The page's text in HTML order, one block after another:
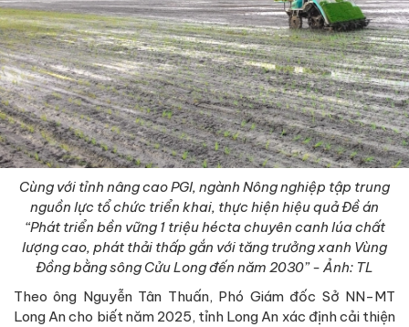
Cùng với tỉnh nâng cao PGI, ngành Nông nghiệp tập trung
nguồn lực tổ chức triển khai, thực hiện hiệu quả Đề án
“Phát triển bền vững 1 triệu hécta chuyên canh lúa chất
lượng cao, phát thải thấp gắn với tăng trưởng xanh Vùng
Đồng bằng sông Cửu Long đến năm 2030” - Ảnh: TL
Theo ông Nguyễn Tân Thuấn, Phó Giám đốc Sở NN-MT
Long An cho biết năm 2025, tỉnh Long An xác định cải thiện